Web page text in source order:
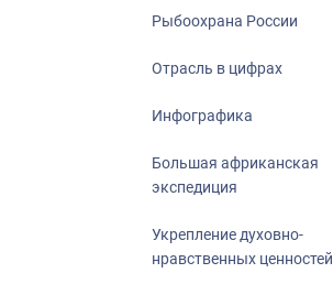
Рыбоохрана России
Отрасль в цифрах
Инфографика
Большая африканская
экспедиция
Укрепление духовно-
нравственных ценностей